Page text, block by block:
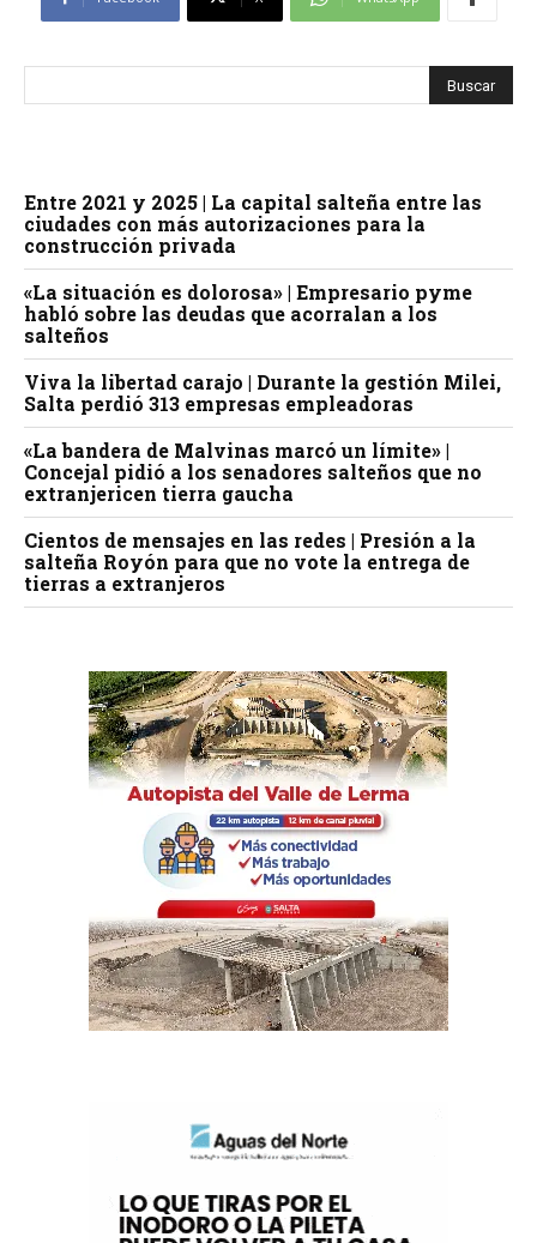
Entre 2021 y 2025 | La capital salteña entre las
ciudades con más autorizaciones para la
construcción privada
«La situación es dolorosa» | Empresario pyme
habló sobre las deudas que acorralan a los
salteños
Viva la libertad carajo | Durante la gestión Milei,
Salta perdió 313 empresas empleadoras
«La bandera de Malvinas marcó un límite» |
Concejal pidió a los senadores salteños que no
extranjericen tierra gaucha
Cientos de mensajes en las redes | Presión a la
salteña Royón para que no vote la entrega de
tierras a extranjeros